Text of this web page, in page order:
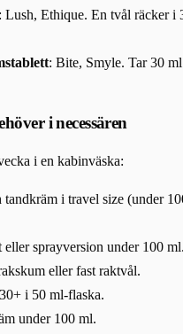
: Lush, Ethique. En tvål räcker i
: Bite, Smyle. Tar 30
i necessären
i en kabinväska:
tandkräm i travel size (under
eller sprayversion under 100 ml.
eller fast raktvål.
i 50 ml-flaska.
under 100 ml.